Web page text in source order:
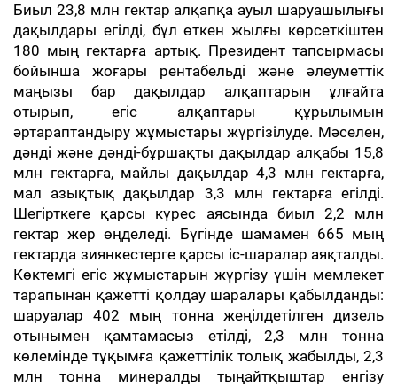
Биыл 23,8 млн гектар алқапқа ауыл шаруашылығы
дақылдары егілді, бұл өткен жылғы көрсеткіштен
180 мың гектарға артық. Президент тапсырмасы
бойынша жоғары рентабельді және әлеуметтік
маңызы бар дақылдар алқаптарын ұлғайта
отырып, егіс алқаптары құрылымын
әртараптандыру жұмыстары жүргізілуде. Мәселен,
дәнді және дәнді-бұршақты дақылдар алқабы 15,8
млн гектарға, майлы дақылдар 4,3 млн гектарға,
мал азықтық дақылдар 3,3 млн гектарға егілді.
Шегірткеге қарсы күрес аясында биыл 2,2 млн
гектар жер өңделеді. Бүгінде шамамен 665 мың
гектарда зиянкестерге қарсы іс-шаралар аяқталды.
Көктемгі егіс жұмыстарын жүргізу үшін мемлекет
тарапынан қажетті қолдау шаралары қабылданды:
шаруалар 402 мың тонна жеңілдетілген дизель
отынымен қамтамасыз етілді, 2,3 млн тонна
көлемінде тұқымға қажеттілік толық жабылды, 2,3
млн тонна минералды тыңайтқыштар енгізу